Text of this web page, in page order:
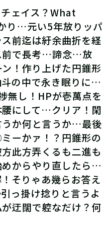
ェイス？What
り…元い5年放りッパ
前迄は紆余曲折を経
前で長考…諦念…放
！作り上げた円錐形
の中で永き眠りに…
無し！HPが壱萬点を
にして…クリア！閑
か何と言うか…最後
ーかァ！？円錐形の
此方弄くるも二進も
からやり直したら…
そりゃあ幾らお答え
っ掛け捻りと言うよ
迂闊で躻なだけ？何